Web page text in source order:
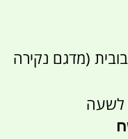
(מדגם נקירה